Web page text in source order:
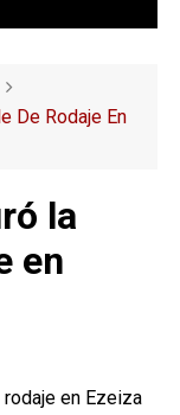
De Rodaje En
la
en